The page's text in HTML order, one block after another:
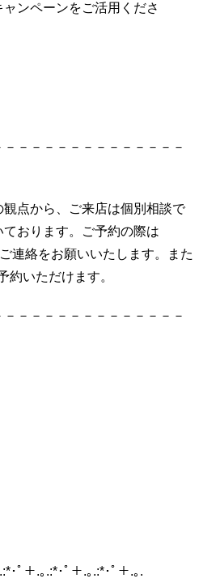
ンペーンをご活用くださ
－－－－－－－－－－－－－
点から、ご来店は個別相談で
おります。ご予約の際は
連絡をお願いいたします。また
約いただけます。
－－－－－－－－－－－－－
･ﾟ＋.｡.:*･ﾟ＋.｡.:*･ﾟ＋.｡.